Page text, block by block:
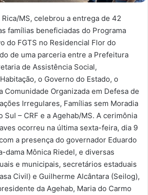
MS, celebrou a entrega de 42
famílias beneficiadas do Programa
do FGTS no Residencial Flor do
de uma parceria entre a Prefeitura
de Assistência Social,
o Governo do Estado, o
Comunidade Organizada em Defesa de
Irregulares, Famílias sem Moradia
Sul – CRF e a Agehab/MS. A cerimônia
ocorreu na última sexta-feira, dia 9
a presença do governador Eduardo
dama Mônica Riedel, e diversas
e municipais, secretários estaduais
Civil) e Guilherme Alcântara (Seilog),
da Agehab, Maria do Carmo